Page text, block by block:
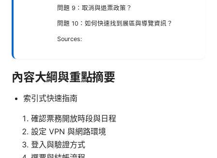
問題 9：取消與退票政策？
問題 10：如何快速找到展區與導覽資訊？
Sources:
內容大綱與重點摘要
索引式快速指南
確認票務開放時段與日程
設定 VPN 與網路環境
登入與驗證方式